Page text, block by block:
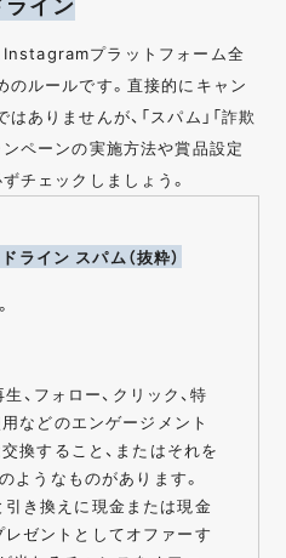
Instagramプラットフォーム全
ルールです。直接的にキャン
ありませんが、「スパム」「詐欺
ペーンの実施方法や賞品設定
チェックしましょう。
ライン スパム（抜粋）
生、フォロー、クリック、特
などのエンゲージメント
換すること、またはそれを
ようなものがあります。
き換えに現金または現金
ゼントとしてオファーす